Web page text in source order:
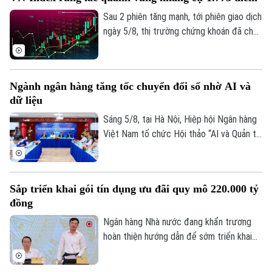
Golf
Sao
Điện ảnh
Âm nhạc
đồng/lượng.
Sau 2 phiên tăng mạnh, tới phiên giao dịch
ngày 5/8, thị trường chứng khoán đã cho
giao dịch, VN-index giảm 0,77 điểm
index tăng 7,18 điểm (2,51%) lên 293,59
điểm.
Ngành ngân hàng tăng tốc chuyển đổi số nhờ AI và
dữ liệu
Sáng 5/8, tại Hà Nội, Hiệp hội Ngân hàng
Việt Nam tổ chức Hội thảo “AI và Quản trị
mại, doanh nghiệp công nghệ và chuyên
Sắp triển khai gói tín dụng ưu đãi quy mô 220.000 tỷ
đồng
Ngân hàng Nhà nước đang khẩn trương
hoàn thiện hướng dẫn để sớm triển khai